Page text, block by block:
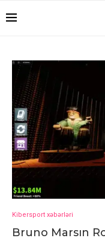
Kibersport xəbərləri
Bruno Marsın